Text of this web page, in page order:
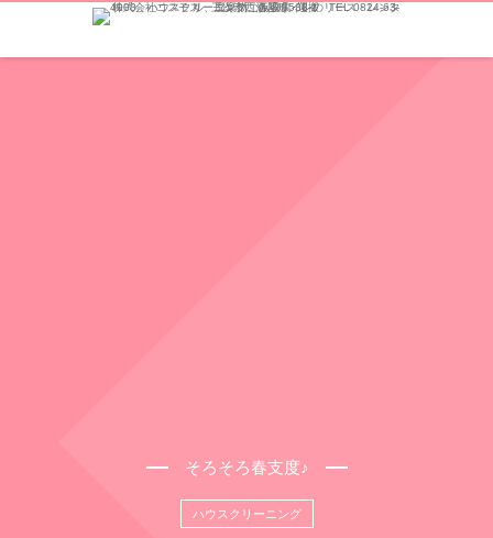
そろそろ春支度♪
ハウスクリーニング